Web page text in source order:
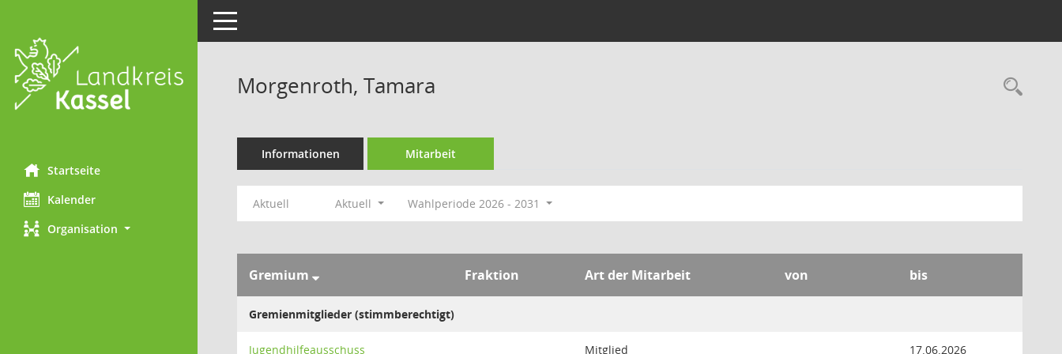
Startseite
Kalender
Organisation
Toggle navigation
Morgenroth, Tamara
Informationen Mitarbeit
Aktuell Aktuell Wahlperiode 2026 - 2031
Gremium Fraktion Art der Mitarbeit von bis
Gremienmitglieder (stimmberechtigt)
Jugendhilfeausschuss Mitglied 17.06.2026